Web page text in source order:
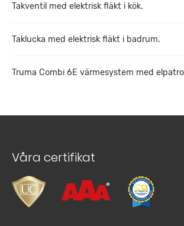
Takventil med elektrisk fläkt i kök.
Taklucka med elektrisk fläkt i badrum.
Truma Combi 6E värmesystem med
Våra certifikat